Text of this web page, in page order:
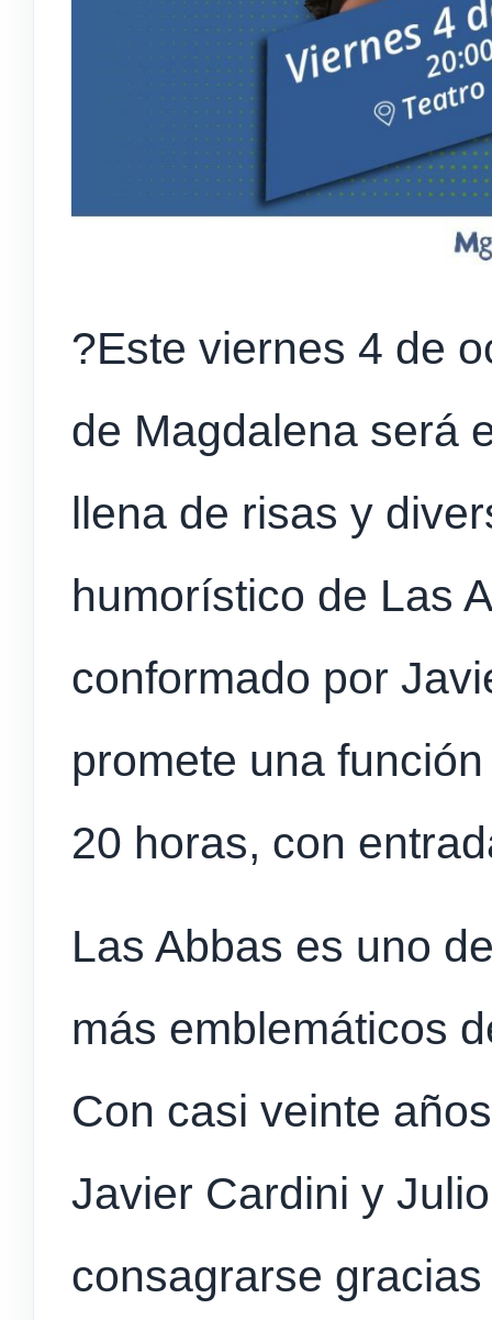
?Este viernes 4 de
de Magdalena será
llena de risas y
humorístico de Las
conformado por
promete una
20 horas, con
Las Abbas es uno
más emblemáticos
Con casi veinte
Javier Cardini y
consagrarse